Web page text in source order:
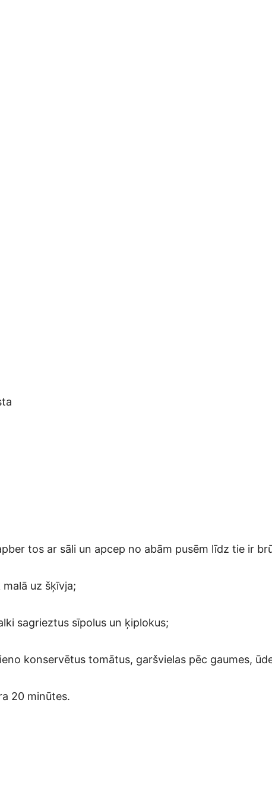
tos ar sāli un apcep no abām pusēm līdz tie ir
uz šķīvja;
sagrieztus sīpolus un ķiplokus;
konservētus tomātus, garšvielas pēc gaumes,
20 minūtes.